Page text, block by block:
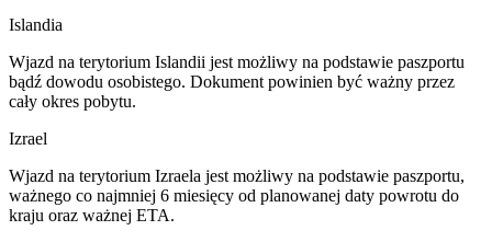
Islandia
Wjazd na terytorium Islandii jest możliwy na podstawie paszportu
bądź dowodu osobistego. Dokument powinien być ważny przez
cały okres pobytu.
Izrael
Wjazd na terytorium Izraela jest możliwy na podstawie paszportu,
ważnego co najmniej 6 miesięcy od planowanej daty powrotu do
kraju oraz ważnej ETA.